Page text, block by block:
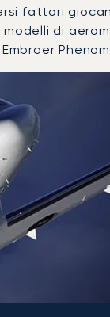
fattori
di
modelli di